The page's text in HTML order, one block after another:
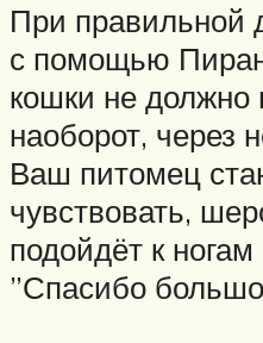
При правильной
с помощью
кошки не должно
наоборот, через
Ваш питомец
чувствовать,
подойдёт к
”Спасибо